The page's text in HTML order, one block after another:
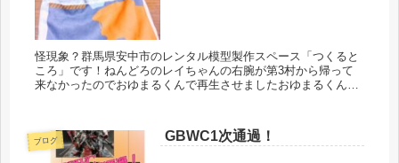
怪現象？群馬県安中市のレンタル模型製作スペース「つくると
ころ」です！ねんどろのレイちゃんの右腕が第3村から帰って
来なかったのでおゆまるくんで再生させましたおゆまるくんで
ブログ GBWC1次通過！